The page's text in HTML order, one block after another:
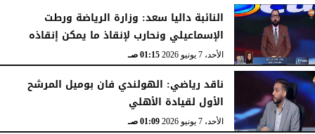
الأحد، 7 يونيو 2026 01:17 صـ
​النائبة داليا سعد: وزارة الرياضة ورطت
الإسماعيلي ونحارب لإنقاذ ما يمكن إنقاذه
الأحد، 7 يونيو 2026 01:15 صـ
ناقد رياضي: الهولندي فان بوميل المرشح
الأول لقيادة الأهلي
الأحد، 7 يونيو 2026 01:09 صـ